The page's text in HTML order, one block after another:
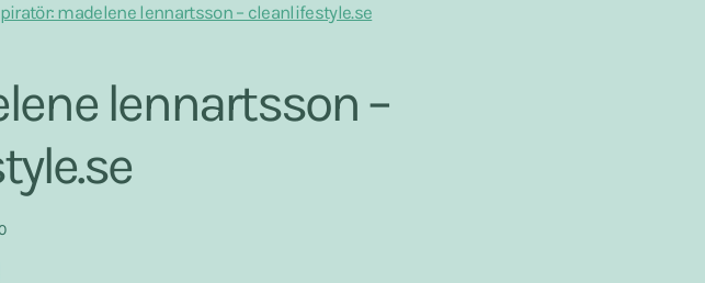
madelene lennartsson – cleanlifestyle.se
lennartsson –